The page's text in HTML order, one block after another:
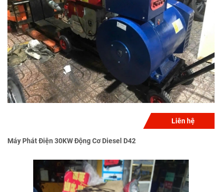
Liên hệ
Máy Phát Điện 30KW Động Cơ Diesel D42